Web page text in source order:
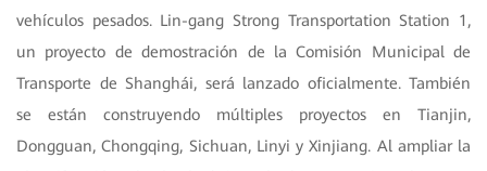
vehículos pesados. Lin-gang Strong Transportation Station 1,
un proyecto de demostración de la Comisión Municipal de
Transporte de Shanghái, será lanzado oficialmente. También
se están construyendo múltiples proyectos en Tianjin,
Dongguan, Chongqing, Sichuan, Linyi y Xinjiang. Al ampliar la